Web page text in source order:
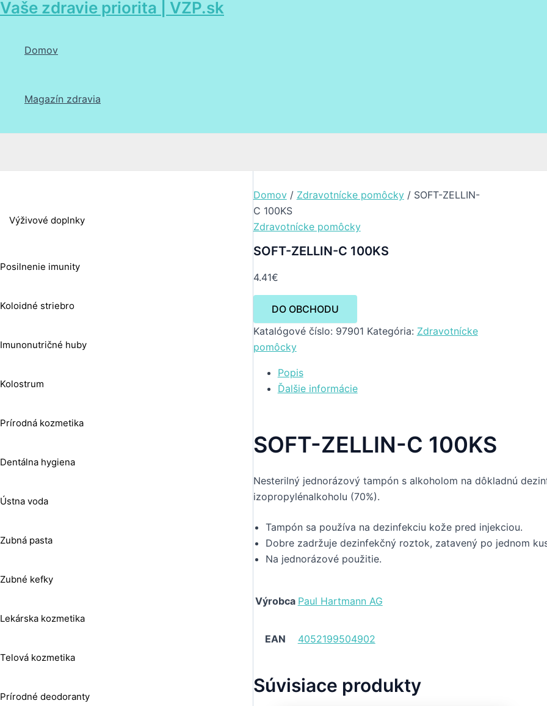
Preskočiť
Vaše zdravie priorita | VZP.sk
Domov
Magazín zdravia
Výživové doplnky
Posilnenie imunity
Koloidné striebro
Imunonutričné huby
Kolostrum
Prírodná kozmetika
Dentálna hygiena
Ústna voda
Zubná pasta
Zubné kefky
Lekárska kozmetika
Telová kozmetika
Prírodné deodoranty
Domov/ Zdravotnícke pomôcky/ SOFT-ZELLIN-
C 100KS
Zdravotnícke pomôcky
SOFT-ZELLIN-C 100KS
4.41€
DO OBCHODU
Katalógové číslo: 97901 Kategória: Zdravotnícke
pomôcky
Popis
Ďalšie informácie
SOFT-ZELLIN-C 100KS
Nesterilný jednorázový tampón s alkoholom na dôkladnú
izopropylénalkoholu (70%).
Tampón sa používa na dezinfekciu kože pred injekciou.
Dobre zadržuje dezinfekčný roztok, zatavený po jednom
Na jednorázové použitie.
Výrobca Paul Hartmann AG
EAN 4052199504902
Súvisiace produkty